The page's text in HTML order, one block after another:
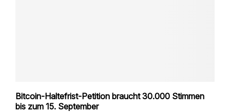
Bitcoin-Haltefrist-Petition braucht 30.000 Stimmen
bis zum 15. September